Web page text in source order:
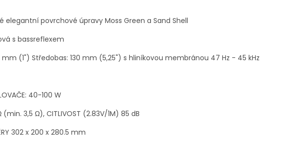
elegantní povrchové úpravy Moss Green a Sand Shell
s bassreflexem
mm (1") Středobas: 130 mm (5,25") s hliníkovou membránou 47 Hz - 45 kHz
40-100 W
(min. 3,5 Ω), CITLIVOST (2.83V/1M) 85 dB
302 x 200 x 280.5 mm